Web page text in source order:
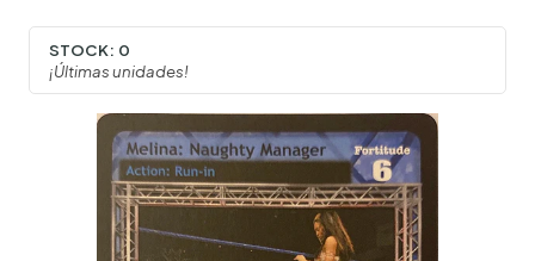
STOCK: 0
¡Últimas unidades!